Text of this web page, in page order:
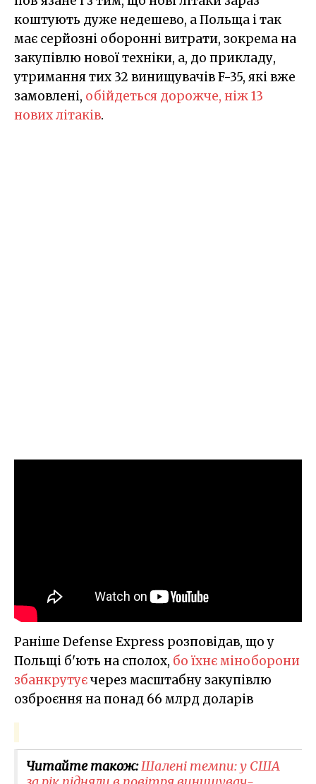
коштують дуже недешево, а Польща і так
має серйозні оборонні витрати, зокрема на
закупівлю нової техніки, а, до прикладу,
утримання тих 32 винищувачів F-35, які вже
замовлені, обійдеться дорожче, ніж 13
нових літаків.
Раніше Defense Express розповідав, що у
Польщі б'ють на сполох, бо їхнє міноборони
збанкрутуєчерез масштабну закупівлю
озброєння на понад 66 млрд доларів
Читайте також:Шалені темпи: у США